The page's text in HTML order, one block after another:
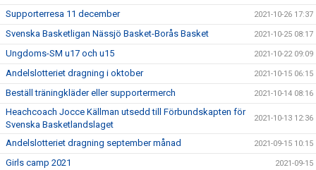
Supporterresa 11 december 2021-10-26 17:37
Svenska Basketligan Nässjö Basket-Borås Basket 2021-10-25 08:17
Ungdoms-SM u17 och u15 2021-10-22 09:09
Andelslotteriet dragning i oktober 2021-10-15 06:15
Beställ träningkläder eller supportermerch 2021-10-14 08:16
Heachcoach Jocce Källman utsedd till Förbundskapten för
Svenska Basketlandslaget
2021-10-13 12:36
Andelslotteriet dragning september månad 2021-09-15 10:15
Girls camp 2021 2021-09-15